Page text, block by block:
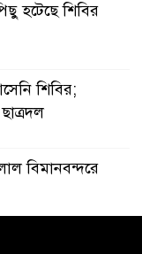
হটেছে শিবির
শিবির;
বিমানবন্দরে